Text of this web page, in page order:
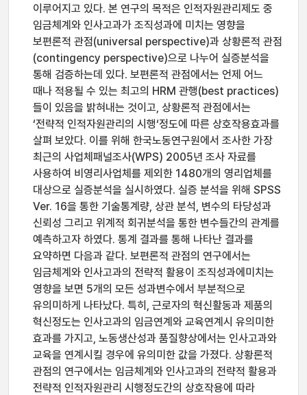
이루어지고 있다. 본 연구의 목적은 인적자원관리제도 중
임금체계와 인사고과가 조직성과에 미치는 영향을
보편론적 관점(universal perspective)과 상황론적 관점
(contingency perspective)으로 나누어 실증분석을
통해 검증하는데 있다. 보편론적 관점에서는 언제 어느
때나 적용될 수 있는 최고의 HRM 관행(best practices)
들이 있음을 밝혀내는 것이고, 상황론적 관점에서는
‘전략적 인적자원관리의 시행‘정도에 따른 상호작용효과를
살펴 보았다. 이를 위해 한국노동연구원에서 조사한 가장
최근의 사업체패널조사(WPS) 2005년 조사 자료를
사용하여 비영리사업체를 제외한 1480개의 영리업체를
대상으로 실증분석을 실시하였다. 실증 분석을 위해 SPSS
Ver. 16을 통한 기술통계량, 상관 분석, 변수의 타당성과
신뢰성 그리고 위계적 회귀분석을 통한 변수들간의 관계를
예측하고자 하였다. 통계 결과를 통해 나타난 결과를
요약하면 다음과 같다. 보편론적 관점의 연구에서는
임금체계와 인사고과의 전략적 활용이 조직성과에미치는
영향을 보면 5개의 모든 성과변수에서 부분적으로
유의미하게 나타났다. 특히, 근로자의 혁신활동과 제품의
혁신정도는 인사고과의 임금연계와 교육연계시 유의미한
효과를 가지고, 노동생산성과 품질향상에서는 인사고과와
교육을 연계시킬 경우에 유의미한 값을 가졌다. 상황론적
관점의 연구에서는 임금체계와 인사고과의 전략적 활용과
전략적 인적자원관리 시행정도간의 상호작용에 따라